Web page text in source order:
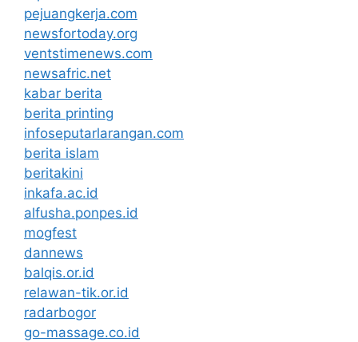
pejuangkerja.com
newsfortoday.org
ventstimenews.com
newsafric.net
kabar berita
berita printing
infoseputarlarangan.com
berita islam
beritakini
inkafa.ac.id
alfusha.ponpes.id
mogfest
dannews
balqis.or.id
relawan-tik.or.id
radarbogor
go-massage.co.id